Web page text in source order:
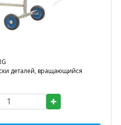
деталей, вращающийся